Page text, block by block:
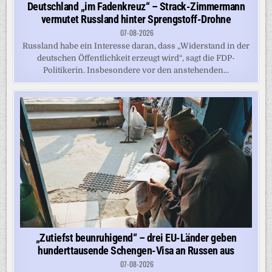
Deutschland „im Fadenkreuz“ – Strack-Zimmermann
vermutet Russland hinter Sprengstoff-Drohne
07-08-2026
Russland habe ein Interesse daran, dass „Widerstand in der
deutschen Öffentlichkeit erzeugt wird“, sagt die FDP-
Politikerin. Insbesondere vor den anstehenden...
„Zutiefst beunruhigend“ – drei EU-Länder geben
hunderttausende Schengen-Visa an Russen aus
07-08-2026